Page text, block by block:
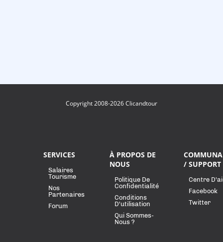
Copyright 2008-2026 Clicandtour
SERVICES
Salaires
Tourisme
Nos
Partenaires
Forum
À PROPOS DE
NOUS
Politique De
Confidentialité
Conditions
D'utilisation
Qui Sommes-
Nous ?
/ SUPPORT
Centre
Facebook
Twitter